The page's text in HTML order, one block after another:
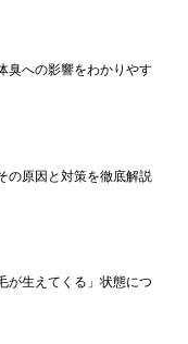
臭への影響をわかりやす
の原因と対策を徹底解説
が生えてくる」状態につ